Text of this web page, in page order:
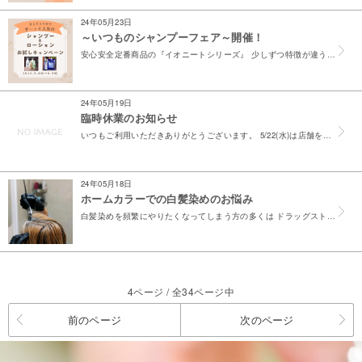
24年05月23日
～いつものシャンプーフェア～開催！
安心安全定番商品の『イオニートシリーズ』 少しずつ特徴が違うので、どれを選んだらいいかわからない方へ解説します！ ～頭皮・肌をメインに考えて選ぶ～ しっとりさせたい方：モイスト さっぱりがいい...
24年05月19日
臨時休業のお知らせ
いつもご利用いただきありがとうございます。 5/22(水)は店舗を臨時休業とさせていただきます。 5/20,21の定休日と合わせて3連休となり、 ご不便をおかけいたしますが、よろしくお願いいたし...
24年05月18日
ホームカラーでの白髪染めのお悩み
白髪染めを頻繁にやりたくなってしまう方の多くは ドラッグストアなどでカラー剤を購入してご自身で染めているのではないでしょうか？ ホームカラーのいいところはおうちで好きな時間にできる、費用が比較...
4ページ / 全34ページ中
前のページ 次のページ